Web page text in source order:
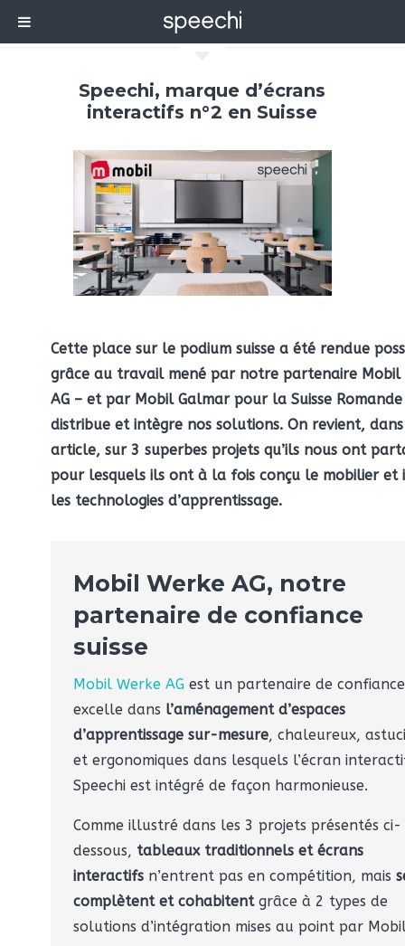
Speechi, marque d’écrans
interactifs n°2 en Suisse
Cette place sur le podium suisse a été rendue
grâce au travail mené par notre partenaire Mobil
AG – et par Mobil Galmar pour la Suisse
distribue et intègre nos solutions. On revient,
article, sur 3 superbes projets qu’ils nous ont
pour lesquels ils ont à la fois conçu le mobilier et
les technologies d’apprentissage.
Mobil Werke AG, notre
partenaire de confiance
suisse
Mobil Werke AG est un partenaire de
excelle dans l’aménagement d’espaces
d’apprentissage sur-mesure, chaleureux,
et ergonomiques dans lesquels l’écran
Speechi est intégré de façon harmonieuse.
Comme illustré dans les 3 projets présentés ci-
dessous, tableaux traditionnels et écrans
interactifs n’entrent pas en compétition, mais
complètent et cohabitentgrâce à 2 types de
solutions d’intégration mises au point par